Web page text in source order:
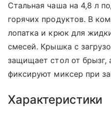
Стальная чаша на 4,8 л
горячих продуктов. В
лопатка и крюк для
смесей. Крышка с
защищает стол от
фиксируют миксер при
Характеристики